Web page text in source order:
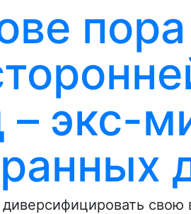
пора
– экс-